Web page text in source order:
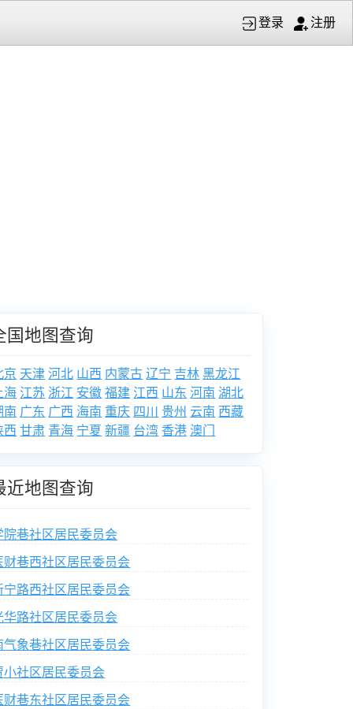
登录 注册
国地图查询
京 天津河北 山西 内蒙古辽宁 吉林黑龙江
海 江苏 浙江 安徽福建 江西 山东 河南 湖北
南 广东 广西 海南 重庆 四川 贵州 云南 西藏
西 甘肃 青海 宁夏 新疆 台湾 香港 澳门
近地图查询
院巷社区居民委员会
财巷西社区居民委员会
宁路西社区居民委员会
华路社区居民委员会
气象巷社区居民委员会
小社区居民委员会
财巷东社区居民委员会